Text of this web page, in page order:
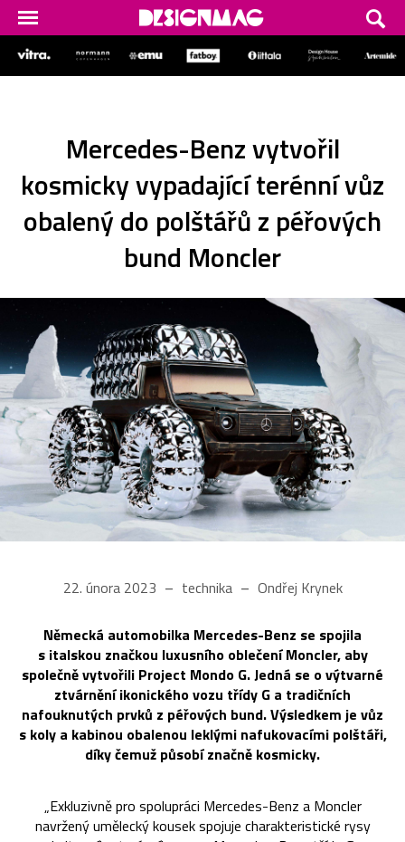
Mercedes-Benz vytvořil
kosmicky vypadající terénní vůz
obalený do polštářů z péřových
bund Moncler
22. února 2023 technika Ondřej Krynek
Německá automobilka Mercedes-Benz se spojila
s italskou značkou luxusního oblečení Moncler, aby
společně vytvořili Project Mondo G. Jedná se o výtvarné
ztvárnění ikonického vozu třídy G a tradičních
nafouknutých prvků z péřových bund. Výsledkem je vůz
s koly a kabinou obalenou leklými nafukovacími polštáři,
díky čemuž působí značně kosmicky.
„Exkluzivně pro spolupráci Mercedes-Benz a Moncler
navržený umělecký kousek spojuje charakteristické rysy